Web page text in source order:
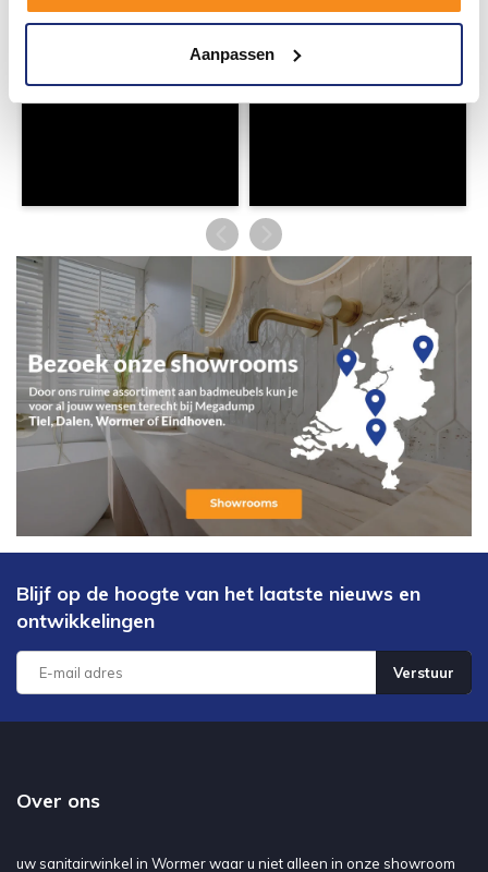
Aanpassen
Blijf op de hoogte van het laatste nieuws en
ontwikkelingen
Verstuur
Over ons
uw sanitairwinkel in Wormer waar u niet alleen in onze showroom